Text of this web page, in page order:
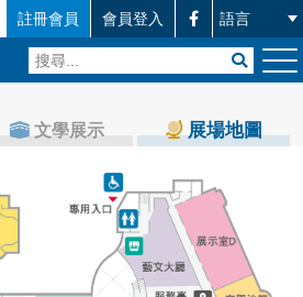
註冊會員 會員登入
文學展示 展場地圖